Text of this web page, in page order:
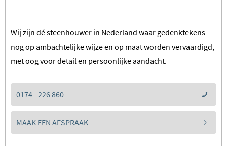
Wij zijn dé steenhouwer in Nederland waar gedenktekens
nog op ambachtelijke wijze en op maat worden vervaardigd,
met oog voor detail en persoonlijke aandacht.
0174 - 226 860
MAAK EEN AFSPRAAK